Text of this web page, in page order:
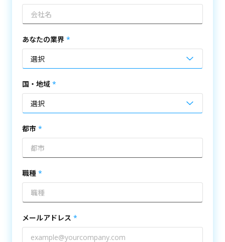
あなたの業界
国・地域
都市
職種
メールアドレス